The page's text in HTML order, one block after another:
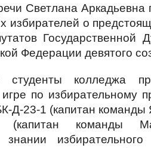
Светлана
избирателей о
Государственной
Федерации девятого
колледжа
игре по избирательному
Д-23-1 (капитан
(капитан команды